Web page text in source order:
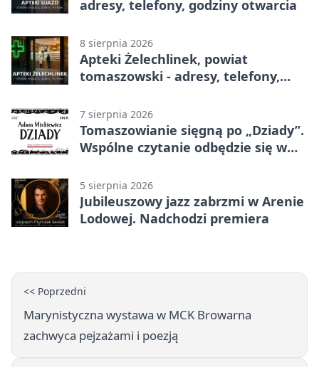
adresy, telefony, godziny otwarcia
8 sierpnia 2026
Apteki Żelechlinek, powiat
tomaszowski - adresy, telefony,
7 sierpnia 2026
Tomaszowianie sięgną po „Dziady”.
Wspólne czytanie odbędzie się w
5 sierpnia 2026
Jubileuszowy jazz zabrzmi w Arenie
Lodowej. Nadchodzi premiera
<< Poprzedni
Marynistyczna wystawa w MCK Browarna
zachwyca pejzażami i poezją